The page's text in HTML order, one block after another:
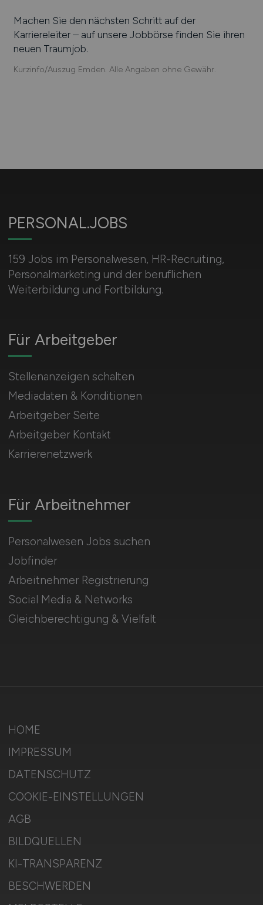
Machen Sie den nächsten Schritt auf der
Karriereleiter – auf unsere Jobbörse finden Sie ihren
neuen Traumjob.
Kurzinfo/Auszug Emden. Alle Angaben ohne Gewähr.
PERSONAL.JOBS
159 Jobs im Personalwesen, HR-Recruiting,
Personalmarketing und der beruflichen
Weiterbildung und Fortbildung.
Für Arbeitnehmer
Personalwesen Jobs suchen
Jobfinder
Arbeitnehmer Registrierung
Social Media & Networks
Gleichberechtigung & Vielfalt
Für Arbeitgeber
Stellenanzeigen schalten
Mediadaten & Konditionen
Arbeitgeber Seite
Arbeitgeber Kontakt
Karrierenetzwerk
HOME
IMPRESSUM
DATENSCHUTZ
COOKIE-EINSTELLUNGEN
AGB
BILDQUELLEN
KI-TRANSPARENZ
BESCHWERDEN